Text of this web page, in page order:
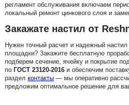
регламент обслуживания включаем
локальный ремонт цинкового слоя и
Закажате настил от
Нужен точный расчет и надежный настил
площадки? Закажите бесплатную
подберем сечение, ячейку и покрытие
по ГОСТ 23120-2016 и обеспечим
раздел контакты — мы оперативно
предложим оптимальное решение для